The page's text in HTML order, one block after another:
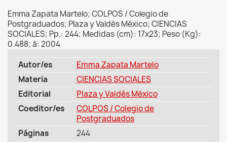
Emma Zapata Martelo; COLPOS / Colegio de
Postgraduados; Plaza y Valdés México; CIENCIAS
SOCIALES; Pp.: 244; Medidas (cm): 17x23; Peso (Kg):
0.488; â: 2004
Autor/es
Emma Zapata Martelo
Materia
CIENCIAS SOCIALES
Editorial
Plaza y Valdés México
Coeditor/es
COLPOS / Colegio de
Postgraduados
Páginas
244